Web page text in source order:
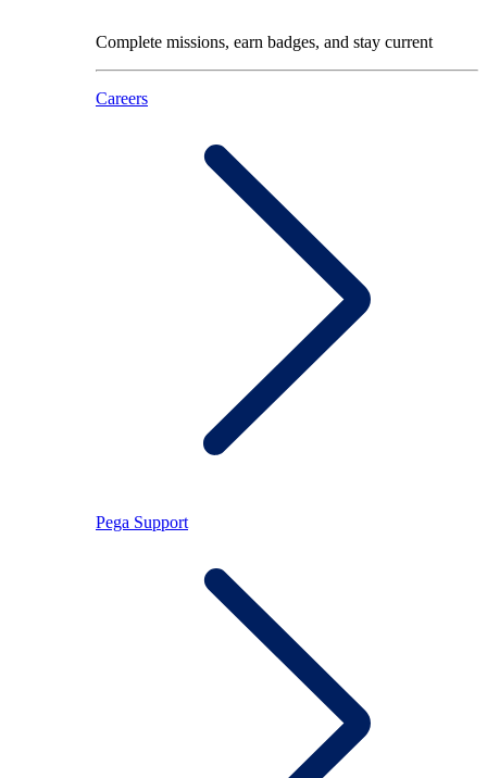
Complete missions, earn badges, and stay current
Careers
Pega Support